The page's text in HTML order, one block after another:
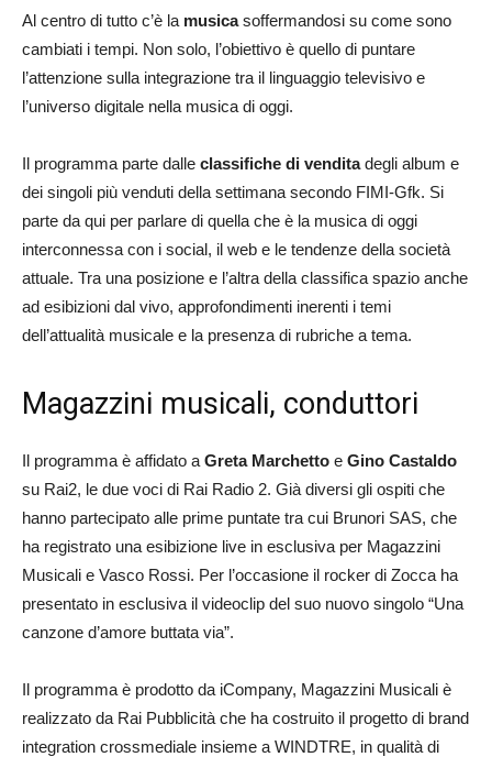
Al centro di tutto c’è la musicasoffermandosi su come sono
cambiati i tempi. Non solo, l’obiettivo è quello di puntare
l’attenzione sulla integrazione tra il linguaggio televisivo e
l’universo digitale nella musica di oggi.
Il programma parte dalle classifiche di venditadegli album e
dei singoli più venduti della settimana secondo FIMI-Gfk. Si
parte da qui per parlare di quella che è la musica di oggi
interconnessa con i social, il web e le tendenze della società
attuale. Tra una posizione e l’altra della classifica spazio anche
ad esibizioni dal vivo, approfondimenti inerenti i temi
dell’attualità musicale e la presenza di rubriche a tema.
Magazzini musicali, conduttori
Il programma è affidato a Greta Marchetto e Gino Castaldo
su Rai2, le due voci di Rai Radio 2. Già diversi gli ospiti che
hanno partecipato alle prime puntate tra cui Brunori SAS, che
ha registrato una esibizione live in esclusiva per Magazzini
Musicali e Vasco Rossi. Per l’occasione il rocker di Zocca ha
presentato in esclusiva il videoclip del suo nuovo singolo “Una
canzone d’amore buttata via”.
Il programma è prodotto da iCompany, Magazzini Musicali è
realizzato da Rai Pubblicità che ha costruito il progetto di brand
integration crossmediale insieme a WINDTRE, in qualità di